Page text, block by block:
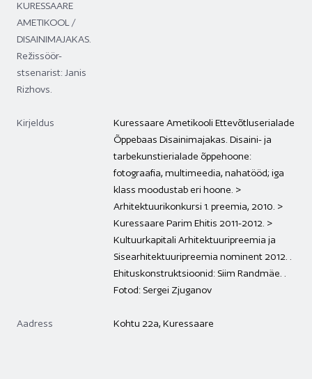
KURESSAARE
AMETIKOOL /
DISAINIMAJAKAS.
Režissöör-
stsenarist: Janis
Rizhovs.
Kirjeldus
Kuressaare Ametikooli Ettevõtluserialade
Õppebaas Disainimajakas. Disaini- ja
tarbekunstierialade õppehoone:
fotograafia, multimeedia, nahatööd; iga
klass moodustab eri hoone. >
Arhitektuurikonkursi 1. preemia, 2010. >
Kuressaare Parim Ehitis 2011-2012. >
Kultuurkapitali Arhitektuuripreemia ja
Sisearhitektuuripreemia nominent 2012. .
Ehituskonstruktsioonid: Siim Randmäe. .
Fotod: Sergei Zjuganov
Aadress Kohtu 22a, Kuressaare